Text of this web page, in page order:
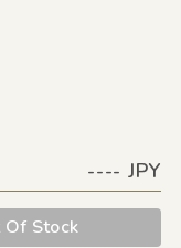
---- JPY
Of Stock